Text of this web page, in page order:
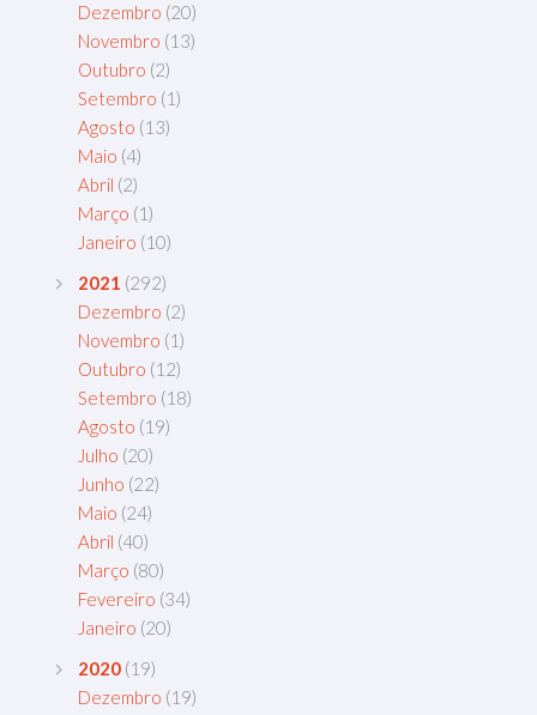
Dezembro (20)
Novembro (13)
Outubro (2)
Setembro (1)
Agosto (13)
Maio (4)
Abril (2)
Março (1)
Janeiro (10)
2021 (292)
Dezembro (2)
Novembro (1)
Outubro (12)
Setembro (18)
Agosto (19)
Julho (20)
Junho (22)
Maio (24)
Abril (40)
Março (80)
Fevereiro (34)
Janeiro (20)
2020 (19)
Dezembro (19)